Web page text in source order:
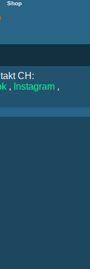
Shop
CH:
, Instagram ,